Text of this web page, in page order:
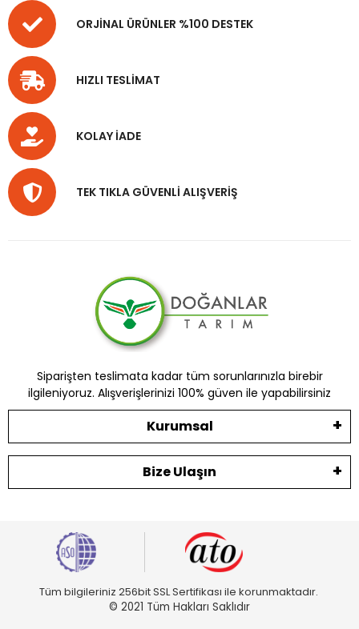
ORJİNAL ÜRÜNLER %100 DESTEK
HIZLI TESLİMAT
KOLAY İADE
TEK TIKLA GÜVENLİ ALIŞVERİŞ
Siparişten teslimata kadar tüm sorunlarınızla birebir
ilgileniyoruz. Alışverişlerinizi 100% güven ile yapabilirsiniz
Kurumsal
Bize Ulaşın
Tüm bilgileriniz 256bit SSL Sertifikası ile korunmaktadır.
© 2021 Tüm Hakları Saklıdır